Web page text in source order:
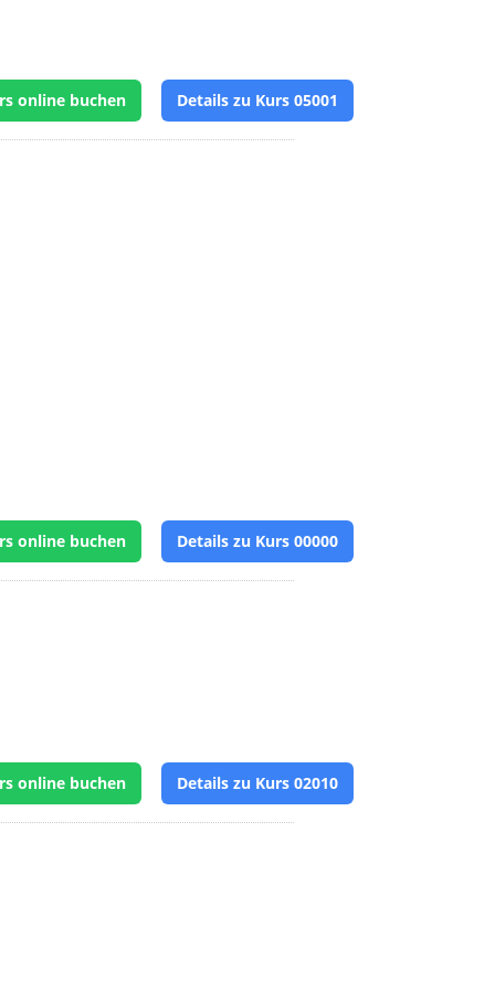
online buchen Details zu Kurs 05001
online buchen Details zu Kurs 00000
online buchen Details zu Kurs 02010